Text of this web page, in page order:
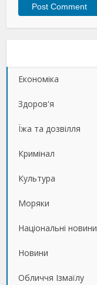
Економіка
Здоров'я
Їжа та дозвілля
Кримінал
Культура
Моряки
Національні новини
Новини
Обличчя Ізмаїлу